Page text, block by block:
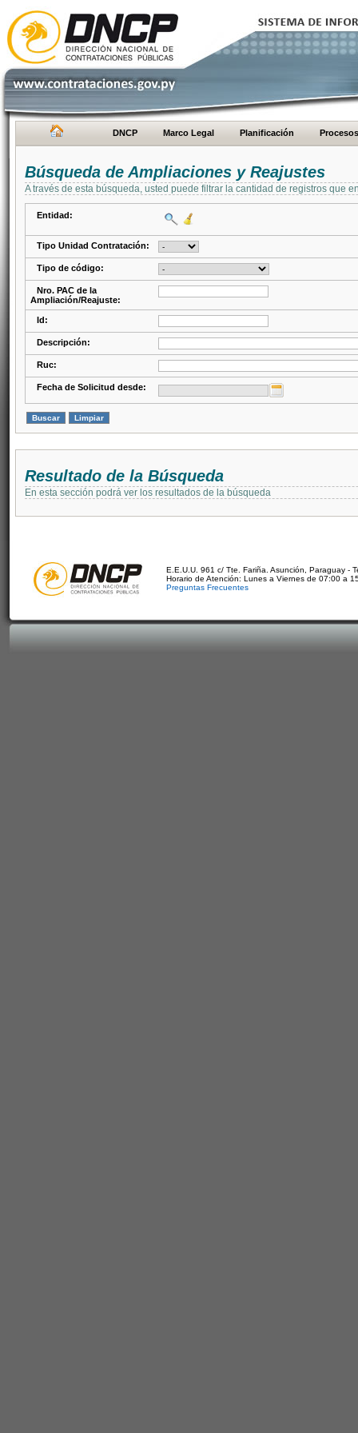
DNCP Marco Legal Planificación Procesos
Búsqueda de Ampliaciones y Reajustes
A través de esta búsqueda, usted puede filtrar la cantidad de registros que
Entidad:
Tipo Unidad Contratación:
Tipo de código:
Nro. PAC de la
Ampliación/Reajuste:
Id:
Descripción:
Ruc:
Fecha de Solicitud desde:
Resultado de la Búsqueda
En esta sección podrá ver los resultados de la búsqueda
E.E.U.U. 961 c/ Tte. Fariña. Asunción, Paraguay -
Horario de Atención: Lunes a Viernes de 07:00 a
Preguntas Frecuentes